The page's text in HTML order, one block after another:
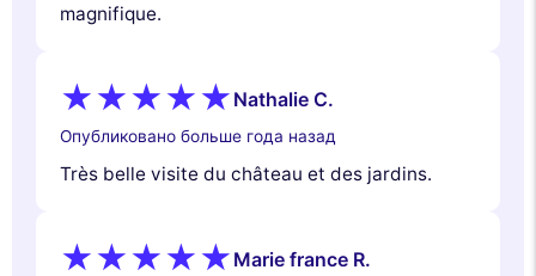
magnifique.
Nathalie C.
Опубликовано больше года назад
Très belle visite du château et des jardins.
Marie france R.